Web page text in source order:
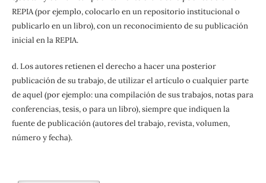
REPIA (por ejemplo, colocarlo en un repositorio institucional o
publicarlo en un libro), con un reconocimiento de su publicación
inicial en la REPIA.
d. Los autores retienen el derecho a hacer una posterior
publicación de su trabajo, de utilizar el artículo o cualquier parte
de aquel (por ejemplo: una compilación de sus trabajos, notas para
conferencias, tesis, o para un libro), siempre que indiquen la
fuente de publicación (autores del trabajo, revista, volumen,
número y fecha).